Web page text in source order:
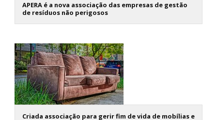
APERA é a nova associação das empresas de gestão
de resíduos não perigosos
Criada associação para gerir fim de vida de mobílias e